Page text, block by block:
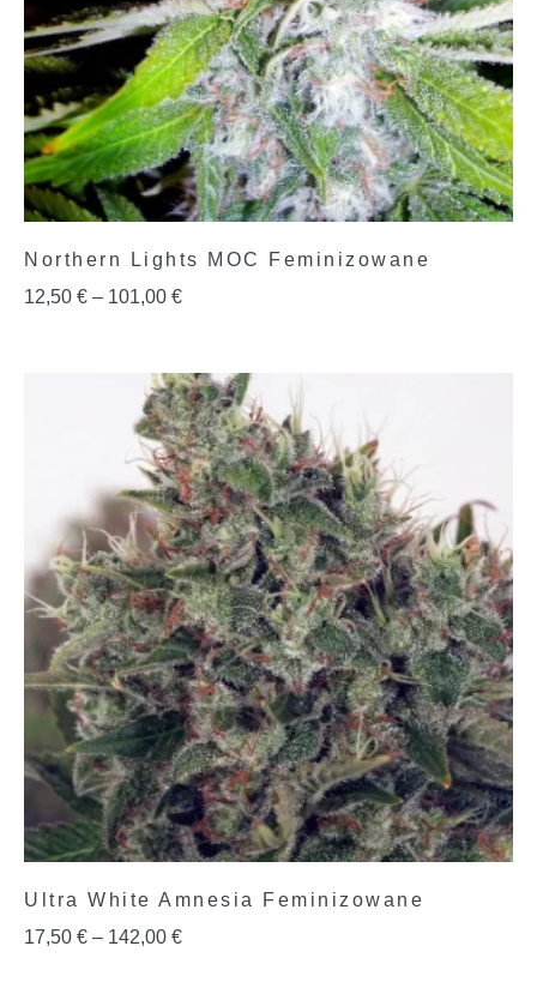
Northern Lights MOC Feminizowane
12,50 € – 101,00 €
Ultra White Amnesia Feminizowane
17,50 € – 142,00 €